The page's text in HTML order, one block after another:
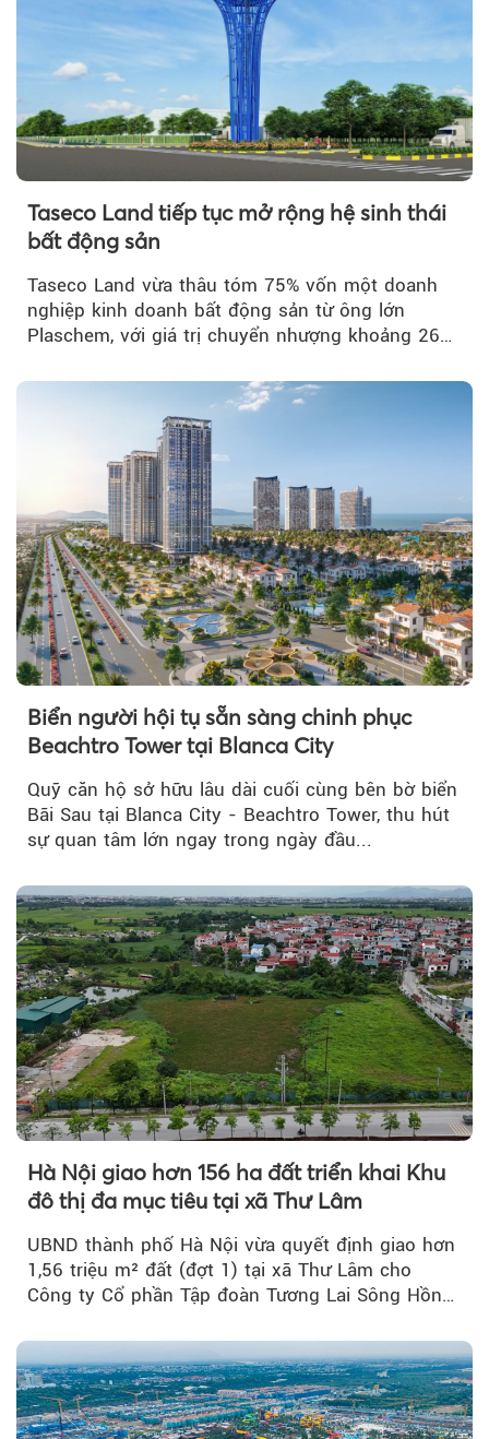
Taseco Land tiếp tục mở rộng hệ sinh thái
bất động sản
Taseco Land vừa thâu tóm 75% vốn một doanh
nghiệp kinh doanh bất động sản từ ông lớn
Plaschem, với giá trị chuyển nhượng khoảng 262
Biển người hội tụ sẵn sàng chinh phục
Beachtro Tower tại Blanca City
Quỹ căn hộ sở hữu lâu dài cuối cùng bên bờ biển
Bãi Sau tại Blanca City - Beachtro Tower, thu hút
sự quan tâm lớn ngay trong ngày đầu...
Hà Nội giao hơn 156 ha đất triển khai Khu
đô thị đa mục tiêu tại xã Thư Lâm
UBND thành phố Hà Nội vừa quyết định giao hơn
1,56 triệu m² đất (đợt 1) tại xã Thư Lâm cho
Công ty Cổ phần Tập đoàn Tương Lai Sông Hồng